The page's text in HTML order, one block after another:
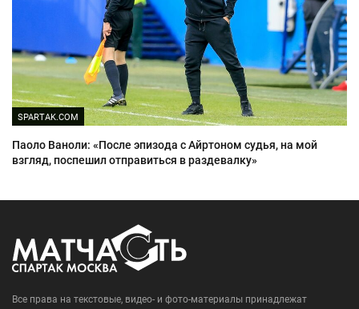
SPARTAK.COM
Паоло Ваноли: «После эпизода с Айртоном судья, на мой
взгляд, поспешил отправиться в раздевалку»
Все права на текстовые, видео- и фото-материалы принадлежат